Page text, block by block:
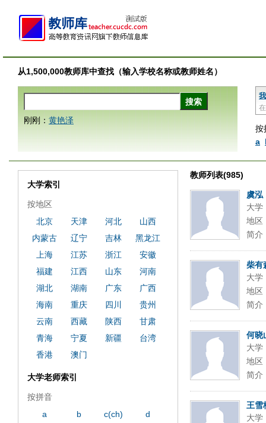
从1,500,000教师库中查找（输入学校名称或教师姓名）
按
a
刚刚： 黄艳泽
教师列表(985)
虞泓
大学
地区
简介
柴有
大学
地区
简介
何晓
大学
地区
简介
王雪
大学
大学索引
按地区
北京
天津 河北
山西
内蒙古
辽宁 吉林
黑龙江
上海
江苏 浙江
安徽
福建
江西 山东
河南
湖北
湖南 广东
广西
海南
重庆 四川
贵州
云南
西藏 陕西
甘肃
青海
宁夏 新疆
台湾
香港
澳门
大学老师索引
按拼音
a
b c(ch)
d